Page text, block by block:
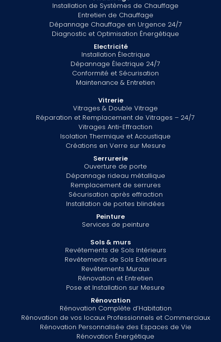
Installation de Systèmes de Chauffage
Entretien de Chauffage
Dépannage Chauffage en Urgence 24/7
Diagnostic et Optimisation Énergétique
Electricité
Installation Électrique
Dépannage Électrique 24/7
Conformité et Sécurisation
Maintenance & Entretien
Vitrerie
Vitrages & Double Vitrage
Réparation et Remplacement de Vitrages – 24/7
Vitrages Anti-Effraction
Isolation Thermique et Acoustique
Créations en Verre sur Mesure
Serrurerie
Ouverture de porte
Dépannage rideau métallique
Remplacement de serrures
Sécurisation après effraction
Installation de portes blindées
Peinture
Services de peinture
Sols & murs
Revêtements de Sols Intérieurs
Revêtements de Sols Extérieurs
Revêtements Muraux
Rénovation et Entretien
Pose et Installation sur Mesure
Rénovation
Rénovation Complète d’Habitation
Rénovation de vos locaux Professionnels et Commerciaux
Rénovation Personnalisée des Espaces de Vie
Rénovation Énergétique